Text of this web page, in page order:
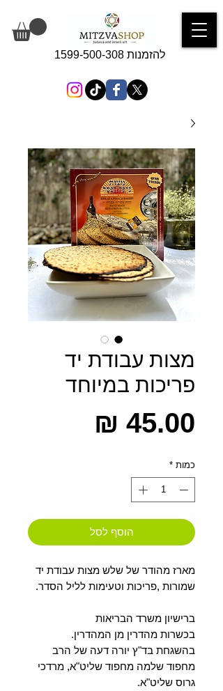
להזמנות 1599-500-308
מצות עבודת יד
פריכות במיוחד
כמות *
הוסף לסל
מארז מהודר של שלש מצות עבודת יד
שמורות ,פריכות וטעימות לליל הסדר.
ברישיון משרד הבריאות
בכשרות מהדרין מן המהדרין.
בהשגחת בד"ץ יורה דעה של הרב
מחפוד שלמה מחפוד שליט"א, מרדכי
גרוס שליט"א.